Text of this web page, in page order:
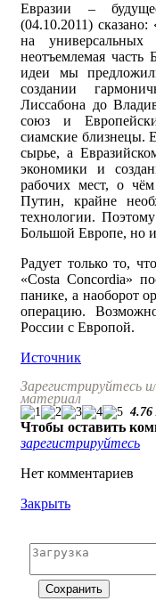
Евразии –
(04.10.2011) сказано:
на универсальных
неотъемлемая
идеи мы
создании
Лиссабона до
союз и
сиамские близнецы.
сырье, а
экономики и
рабочих мест, о
Путин, крайне
технологии.
Большой Европе, но
Радует только то,
«Costa Concordia»
панике, а наоборот
операцию.
России с Европой.
Источник
Зарегистрируйтесь
материал
4.76
Чтобы оставить
зарегистрируйтесь
Нет комментариев
Закрыть